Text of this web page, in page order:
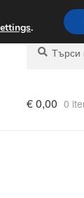
целия
Търсене
Търсене
€0,00 0
.